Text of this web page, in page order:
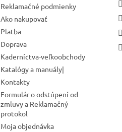
Reklamačné podmienky
Ako nakupovať
Platba
Doprava
Kaderníctva-veľkoobchody
Katalógy a manuály|
Kontakty
Formulár o odstúpení od
zmluvy a Reklamačný
protokol
Moja objednávka